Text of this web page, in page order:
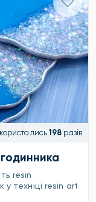
198 разів
resin
у техніці resin art